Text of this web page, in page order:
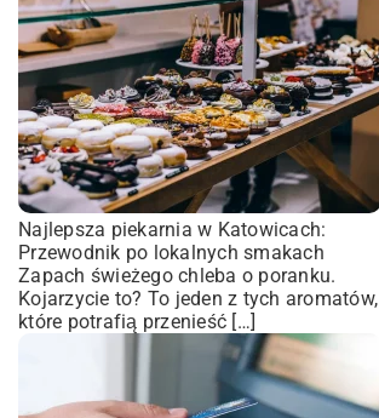
Najlepsza piekarnia w Katowicach:
Przewodnik po lokalnych smakach
Zapach świeżego chleba o poranku.
Kojarzycie to? To jeden z tych aromatów,
które potrafią przenieść […]